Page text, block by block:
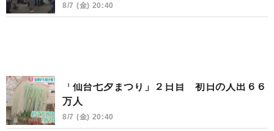
8/7 (金) 20:40
「仙台七夕まつり」２日目 初日の人出６６
万人
8/7 (金) 20:40